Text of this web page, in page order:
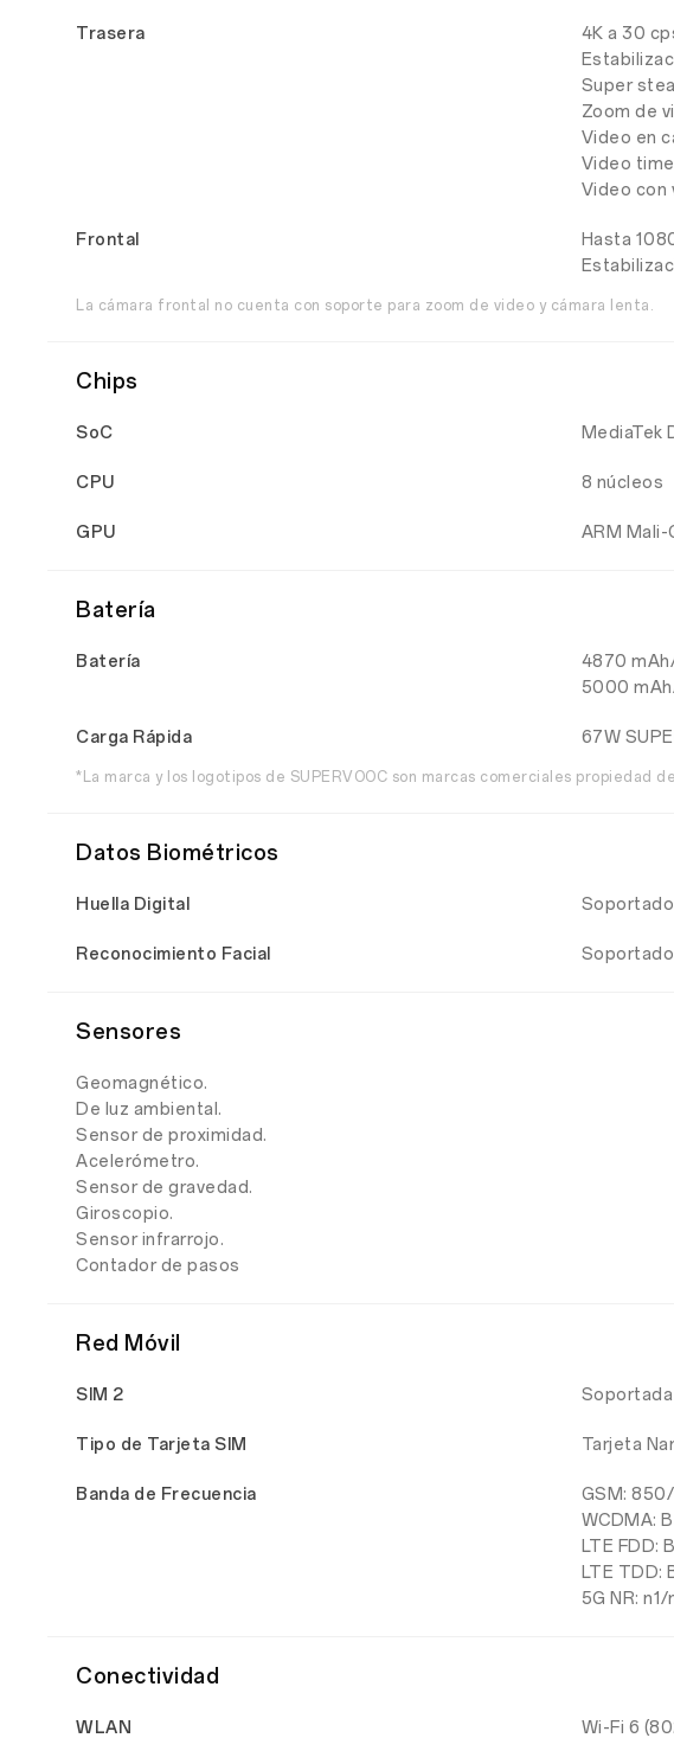
Trasera
4K a 30
Super
Zoom de
Video en
Video
Video con
Frontal
Hasta
La cámara frontal no cuenta con soporte para zoom de video y cámara lenta.
Chips
SoC MediaTek
CPU 8 núcleos
GPU ARM Mali-
Batería
Batería
4870
5000
Carga Rápida 67W
*La marca y los logotipos de SUPERVOOC son marcas comerciales propiedad
Datos Biométricos
Huella Digital Soportado
Reconocimiento Facial Soportado
Sensores
Geomagnético.
De luz ambiental.
Sensor de proximidad.
Acelerómetro.
Sensor de gravedad.
Giroscopio.
Sensor infrarrojo.
Contador de pasos
Red Móvil
SIM 2 Soportada
Tipo de Tarjeta SIM Tarjeta
Banda de Frecuencia
GSM:
WCDMA:
LTE
LTE TDD:
5G NR:
Conectividad
WLAN Wi-Fi 6